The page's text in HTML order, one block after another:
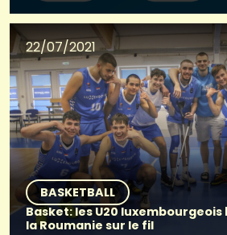
22/07/2021
BASKETBALL
Basket: les U20
la Roumanie sur le fil